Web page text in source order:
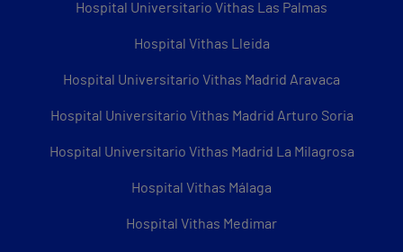
Hospital Universitario Vithas Las Palmas
Hospital Vithas Lleida
Hospital Universitario Vithas Madrid Aravaca
Hospital Universitario Vithas Madrid Arturo Soria
Hospital Universitario Vithas Madrid La Milagrosa
Hospital Vithas Málaga
Hospital Vithas Medimar